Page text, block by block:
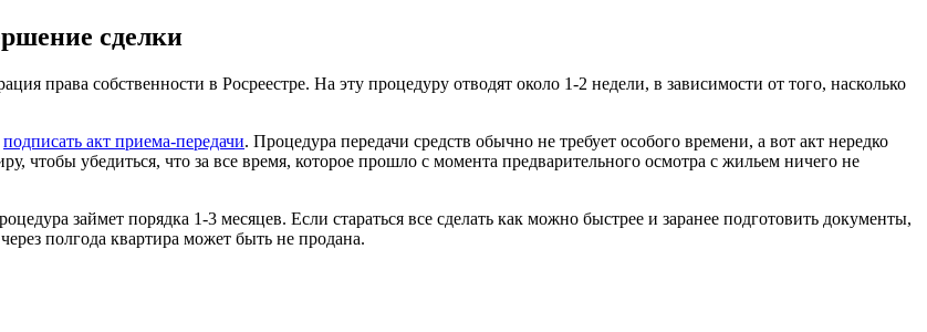
сделки
права собственности в Росреестре. На эту процедуру отводят около 1-2 недели, в зависимости от того, насколько
подписать акт приема-передачи. Процедура передачи средств обычно не требует особого времени, а вот акт нередко
чтобы убедиться, что за все время, которое прошло с момента предварительного осмотра с жильем ничего не
займет порядка 1-3 месяцев. Если стараться все сделать как можно быстрее и заранее подготовить документы,
полгода квартира может быть не продана.